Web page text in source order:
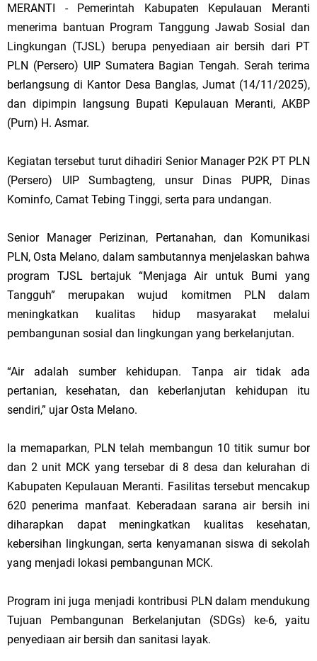
MERANTI - Pemerintah Kabupaten Kepulauan Meranti
menerima bantuan Program Tanggung Jawab Sosial dan
Lingkungan (TJSL) berupa penyediaan air bersih dari PT
PLN (Persero) UIP Sumatera Bagian Tengah. Serah terima
berlangsung di Kantor Desa Banglas, Jumat (14/11/2025),
dan dipimpin langsung Bupati Kepulauan Meranti, AKBP
(Purn) H. Asmar.
Kegiatan tersebut turut dihadiri Senior Manager P2K PT PLN
(Persero) UIP Sumbagteng, unsur Dinas PUPR, Dinas
Kominfo, Camat Tebing Tinggi, serta para undangan.
Senior Manager Perizinan, Pertanahan, dan Komunikasi
PLN, Osta Melano, dalam sambutannya menjelaskan bahwa
program TJSL bertajuk “Menjaga Air untuk Bumi yang
Tangguh” merupakan wujud komitmen PLN dalam
meningkatkan kualitas hidup masyarakat melalui
pembangunan sosial dan lingkungan yang berkelanjutan.
“Air adalah sumber kehidupan. Tanpa air tidak ada
pertanian, kesehatan, dan keberlanjutan kehidupan itu
sendiri,” ujar Osta Melano.
Ia memaparkan, PLN telah membangun 10 titik sumur bor
dan 2 unit MCK yang tersebar di 8 desa dan kelurahan di
Kabupaten Kepulauan Meranti. Fasilitas tersebut mencakup
620 penerima manfaat. Keberadaan sarana air bersih ini
diharapkan dapat meningkatkan kualitas kesehatan,
kebersihan lingkungan, serta kenyamanan siswa di sekolah
yang menjadi lokasi pembangunan MCK.
Program ini juga menjadi kontribusi PLN dalam mendukung
Tujuan Pembangunan Berkelanjutan (SDGs) ke-6, yaitu
penyediaan air bersih dan sanitasi layak.